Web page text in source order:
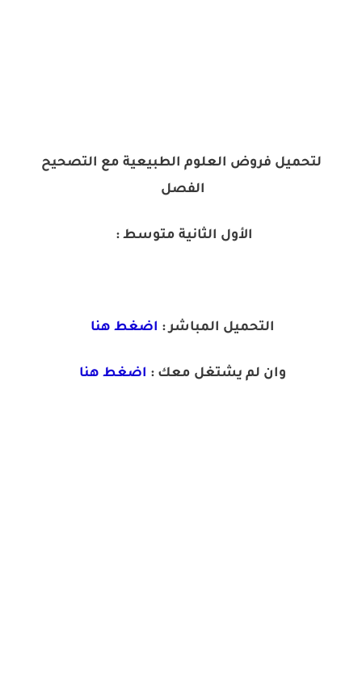
لتحميل فروض العلوم الطبيعية مع التصحيح
الفصل
الأول الثانية متوسط :
التحميل المباشر : اضغط هنا
وان لم يشتغل معك : اضغط هنا